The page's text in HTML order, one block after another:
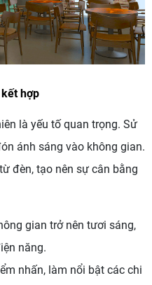
hợp
là yếu tố quan trọng. Sử
ánh sáng vào không gian.
đèn, tạo nên sự cân bằng
gian trở nên tươi sáng,
năng.
nhấn, làm nổi bật các chi